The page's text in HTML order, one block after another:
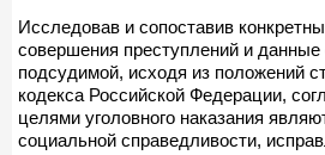
Исследовав и сопоставив
совершения преступлений и данные
подсудимой, исходя из положений
кодекса Российской Федерации,
целями уголовного наказания
социальной справедливости,